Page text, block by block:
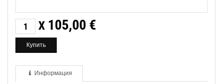
X 105,00 €
Информация